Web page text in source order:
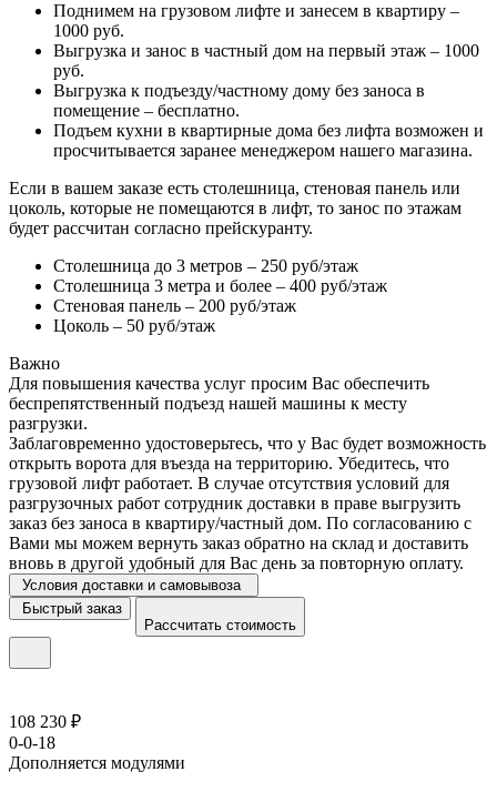
Поднимем на грузовом лифте и занесем в квартиру –
1000 руб.
Выгрузка и занос в частный дом на первый этаж – 1000
руб.
Выгрузка к подъезду/частному дому без заноса в
помещение – бесплатно.
Подъем кухни в квартирные дома без лифта возможен и
просчитывается заранее менеджером нашего магазина.
Если в вашем заказе есть столешница, стеновая панель или
цоколь, которые не помещаются в лифт, то занос по этажам
будет рассчитан согласно прейскуранту.
Столешница до 3 метров – 250 руб/этаж
Столешница 3 метра и более – 400 руб/этаж
Стеновая панель – 200 руб/этаж
Цоколь – 50 руб/этаж
Важно
Для повышения качества услуг просим Вас обеспечить
беспрепятственный подъезд нашей машины к месту
разгрузки.
Заблаговременно удостоверьтесь, что у Вас будет возможность
открыть ворота для въезда на территорию. Убедитесь, что
грузовой лифт работает. В случае отсутствия условий для
разгрузочных работ сотрудник доставки в праве выгрузить
заказ без заноса в квартиру/частный дом. По согласованию с
Вами мы можем вернуть заказ обратно на склад и доставить
вновь в другой удобный для Вас день за повторную оплату.
Условия доставки и самовывоза
Быстрый заказ
Рассчитать стоимость
108 230 ₽
0-0-18
Дополняется модулями